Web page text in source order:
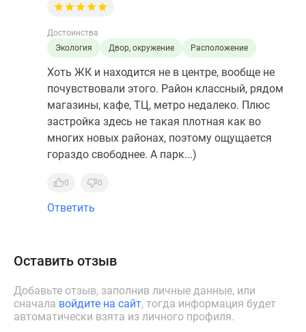
Достоинства
Экология
Двор, окружение Расположение
Хоть ЖК и находится не в центре, вообще не
почувствовали этого. Район классный, рядом
магазины, кафе, ТЦ, метро недалеко. Плюс
застройка здесь не такая плотная как во
многих новых районах, поэтому ощущается
гораздо свободнее. А парк...)
0 0
Ответить
Оставить отзыв
Добавьте отзыв, заполнив личные данные, или
сначала войдите на сайт, тогда информация будет
автоматически взята из личного профиля.